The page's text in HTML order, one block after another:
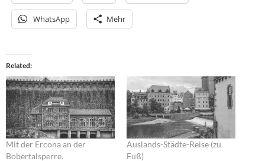
WhatsApp Mehr
Related
Mit der Ercona an der
Bobertalsperre.
Auslands-Städte-Reise (zu
Fuß)